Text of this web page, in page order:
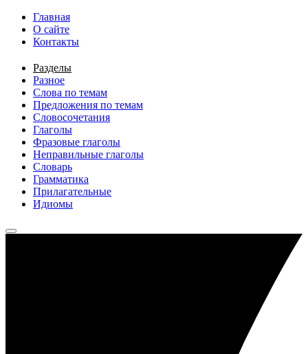
Перейти к основному содержанию
Главная
О сайте
Контакты
Разделы
Разное
Слова по темам
Предложения по темам
Словосочетания
Глаголы
Фразовые глаголы
Неправильные глаголы
Словарь
Грамматика
Прилагательные
Идиомы